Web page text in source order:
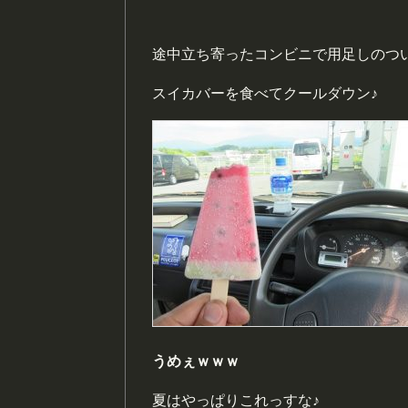
途中立ち寄ったコンビニで用足しのつ
スイカバーを食べてクールダウン♪
うめぇｗｗｗ
夏はやっぱりこれっすな♪